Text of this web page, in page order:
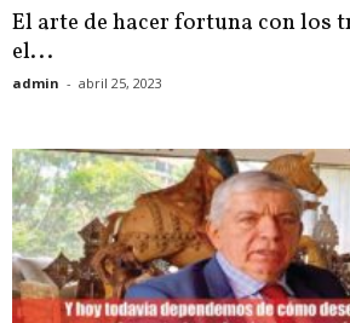
El arte de hacer fortuna con los
el...
admin - abril 25, 2023